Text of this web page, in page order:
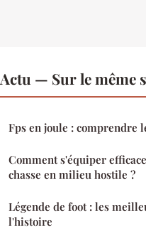
Actu — Sur le même
Fps en joule :
Comment s'équiper
chasse en milieu hostile ?
Légende de foot : les
l'histoire